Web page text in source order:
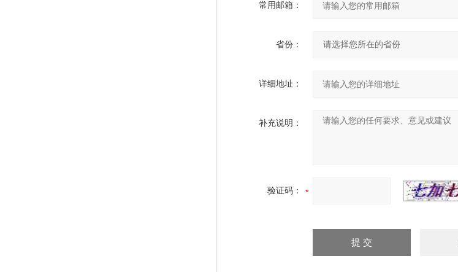
常用邮箱：
省份：
详细地址：
补充说明：
验证码：